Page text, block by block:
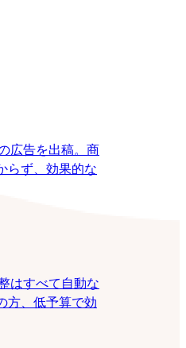
広告を出稿。商
らず、効果的な
はすべて自動な
方、低予算で効